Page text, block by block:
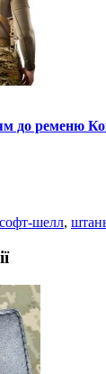
до ременю
софт-шелл,